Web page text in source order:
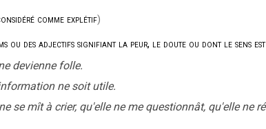
comme explétif)
ou des adjectifs signifiant la peur, le doute ou dont le sens
devienne folle.
ne soit utile.
se mît à crier, qu'elle ne me questionnât, qu'elle ne